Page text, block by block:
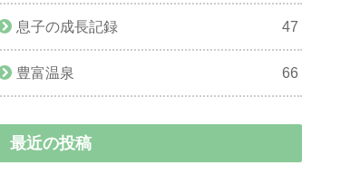
息子の成長記録 47
豊富温泉 66
最近の投稿